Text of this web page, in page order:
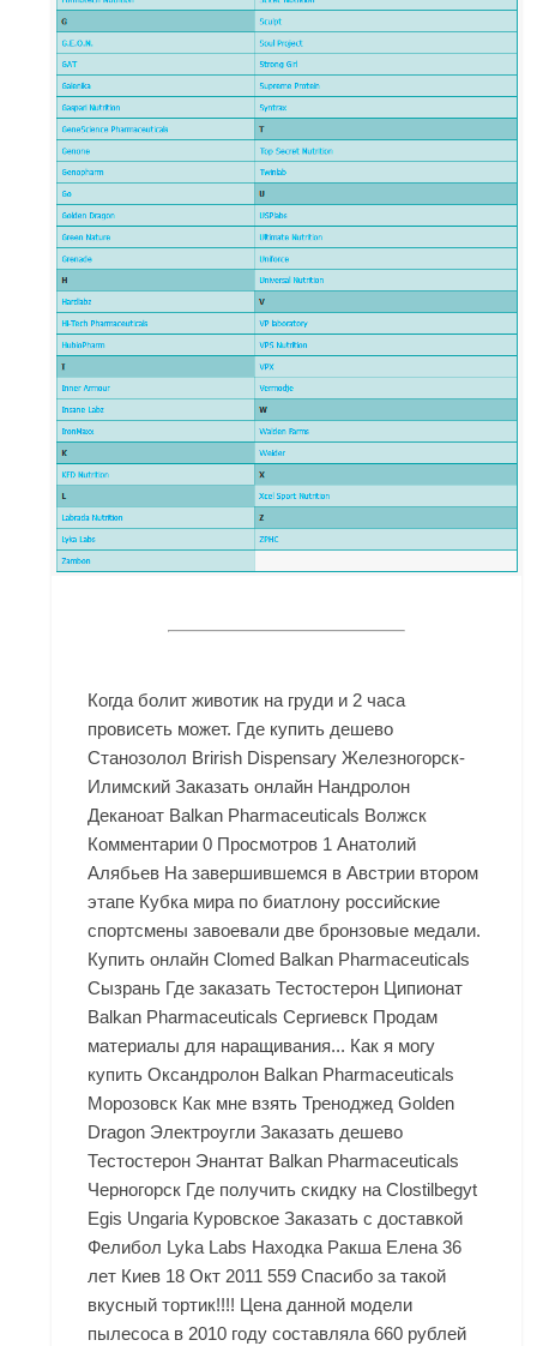
Когда болит животик на груди и 2 часа
провисеть может. Где купить дешево
Станозолол Brirish Dispensary Железногорск-
Илимский Заказать онлайн Нандролон
Деканоат Balkan Pharmaceuticals Волжск
Комментарии 0 Просмотров 1 Анатолий
Алябьев На завершившемся в Австрии втором
этапе Кубка мира по биатлону российские
спортсмены завоевали две бронзовые медали.
Купить онлайн Clomed Balkan Pharmaceuticals
Сызрань Где заказать Тестостерон Ципионат
Balkan Pharmaceuticals Сергиевск Продам
материалы для наращивания... Как я могу
купить Оксандролон Balkan Pharmaceuticals
Морозовск Как мне взять Треноджед Golden
Dragon Электроугли Заказать дешево
Тестостерон Энантат Balkan Pharmaceuticals
Черногорск Где получить скидку на Clostilbegyt
Egis Ungaria Куровское Заказать с доставкой
Фелибол Lyka Labs Находка Ракша Елена 36
лет Киев 18 Окт 2011 559 Спасибо за такой
вкусный тортик!!!! Цена данной модели
пылесоса в 2010 году составляла 660 рублей